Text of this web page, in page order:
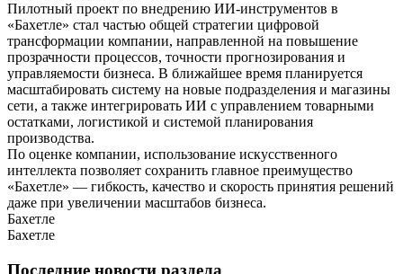
Пилотный проект по внедрению ИИ-инструментов в
«Бахетле» стал частью общей стратегии цифровой
трансформации компании, направленной на повышение
прозрачности процессов, точности прогнозирования и
управляемости бизнеса. В ближайшее время планируется
масштабировать систему на новые подразделения и магазины
сети, а также интегрировать ИИ с управлением товарными
остатками, логистикой и системой планирования
производства.
По оценке компании, использование искусственного
интеллекта позволяет сохранить главное преимущество
«Бахетле» — гибкость, качество и скорость принятия решений
даже при увеличении масштабов бизнеса.
Бахетле
Бахетле
Последние новости раздела